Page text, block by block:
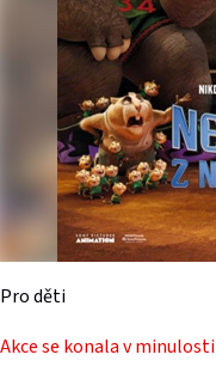
Pro děti
Akce se konala v minulosti